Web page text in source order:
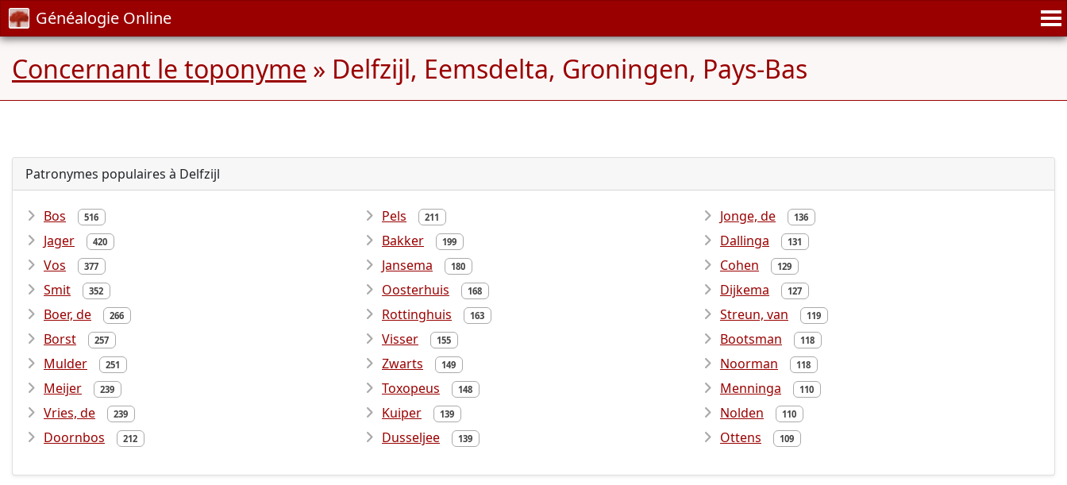
Généalogie Online
Concernant le toponyme » Delfzijl, Eemsdelta, Groningen, Pays-Bas
Patronymes populaires à Delfzijl
Bos 516
Jager 420
Vos 377
Smit 352
Boer, de 266
Borst 257
Mulder 251
Meijer 239
Vries, de 239
Doornbos 212
Pels 211
Bakker 199
Jansema 180
Oosterhuis 168
Rottinghuis 163
Visser 155
Zwarts 149
Toxopeus 148
Kuiper 139
Dusseljee 139
Jonge, de 136
Dallinga 131
Cohen 129
Dijkema 127
Streun, van 119
Bootsman 118
Noorman 118
Menninga 110
Nolden 110
Ottens 109